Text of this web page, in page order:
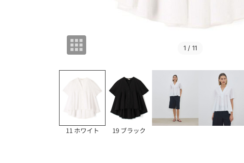
1 / 11
11 ホワイト 19 ブラック